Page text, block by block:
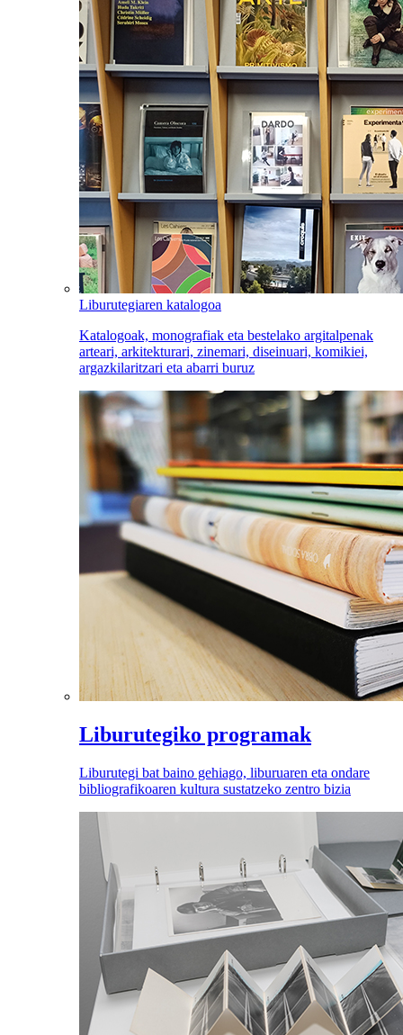
Liburutegiaren katalogoa
Katalogoak, monografiak eta bestelako argitalpenak
arteari, arkitekturari, zinemari, diseinuari, komikiei,
argazkilaritzari eta abarri buruz
Liburutegiko programak
Liburutegi bat baino gehiago, liburuaren eta ondare
bibliografikoaren kultura sustatzeko zentro bizia